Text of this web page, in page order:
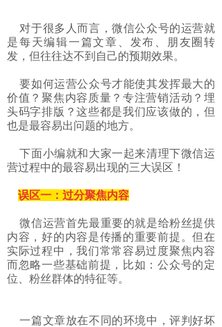
对于很多人而言，微信公众号的运营就
是每天编辑一篇文章、发布、朋友圈转
发，但往往达不到自己的预期效果。
要如何运营公众号才能使其发挥最大的
价值？聚焦内容质量？专注营销活动？埋
头码字排版？这些都是我们应该做的，但
也是最容易出问题的地方。
下面小编就和大家一起来清理下微信运
营过程中的最容易出现的三大误区！
误区一：过分聚焦内容
微信运营首先最重要的就是给粉丝提供
内容，好的内容是传播的重要前提。但在
实际过程中，我们常常容易过度聚焦内容
而忽略一些基础前提，比如：公众号的定
位、粉丝群体的特征等。
一篇文章放在不同的环境中，评判好坏